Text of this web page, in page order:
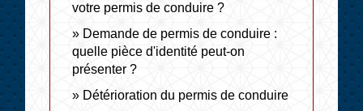
votre permis de conduire ?
Demande de permis de conduire :
quelle pièce d'identité peut-on
présenter ?
Détérioration du permis de conduire